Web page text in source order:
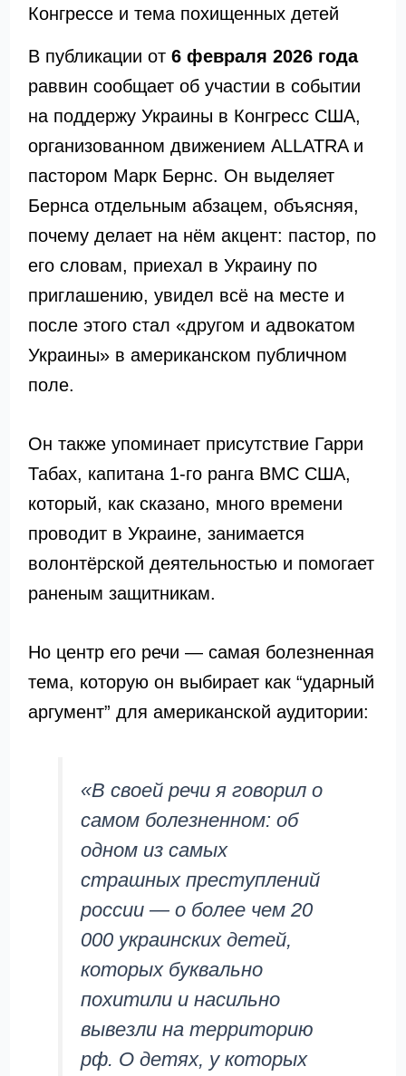
Конгрессе и тема похищенных детей
В публикации от 6 февраля 2026 года
раввин сообщает об участии в событии
на поддержу Украины в Конгресс США,
организованном движением ALLATRAи
пастором Марк Бернс. Он выделяет
Бернса отдельным абзацем, объясняя,
почему делает на нём акцент: пастор, по
его словам, приехал в Украину по
приглашению, увидел всё на месте и
после этого стал «другом и адвокатом
Украины» в американском публичном
поле.
Он также упоминает присутствие Гарри
Табах, капитана 1-го ранга ВМС США,
который, как сказано, много времени
проводит в Украине, занимается
волонтёрской деятельностью и помогает
раненым защитникам.
Но центр его речи — самая болезненная
тема, которую он выбирает как “ударный
аргумент” для американской аудитории:
«В своей речи я говорил о
самом болезненном: об
одном из самых
страшных преступлений
россии — о более чем 20
000 украинских детей,
которых буквально
похитили и насильно
вывезли на территорию
рф. О детях, у которых